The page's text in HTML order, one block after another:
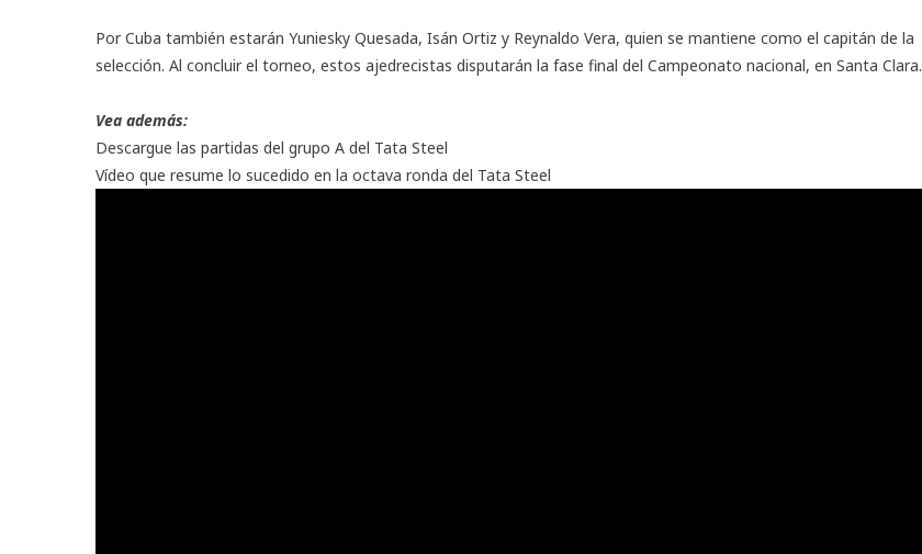
Por Cuba también estarán Yuniesky Quesada, Isán Ortiz y Reynaldo Vera, quien se mantiene como el capitán de la
selección. Al concluir el torneo, estos ajedrecistas disputarán la fase final del Campeonato nacional, en Santa Clara.
Vea además:
Descargue las partidas del grupo A del Tata Steel
Vídeo que resume lo sucedido en la octava ronda del Tata Steel